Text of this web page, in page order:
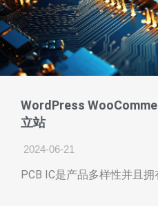
WordPress
立站
2024-06-21
PCB IC是产品多样性并且拥